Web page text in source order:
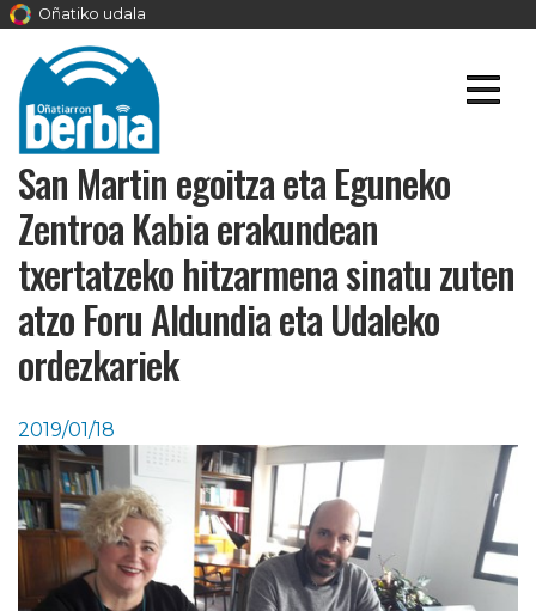
Oñatiko udala
San Martin egoitza eta Eguneko
Zentroa Kabia erakundean
txertatzeko hitzarmena sinatu zuten
atzo Foru Aldundia eta Udaleko
ordezkariek
2019/01/18